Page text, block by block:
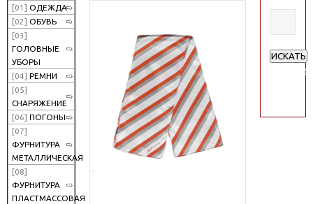
[01] ОДЕЖДА
[02] ОБУВЬ
[03]
ГОЛОВНЫЕ
УБОРЫ
[04] РЕМНИ
[05]
СНАРЯЖЕНИЕ
[06] ПОГОНЫ
[07]
ФУРНИТУРА
МЕТАЛЛИЧЕСКАЯ
[08]
ФУРНИТУРА
ПЛАСТМАССОВАЯ
ИСКАТЬ